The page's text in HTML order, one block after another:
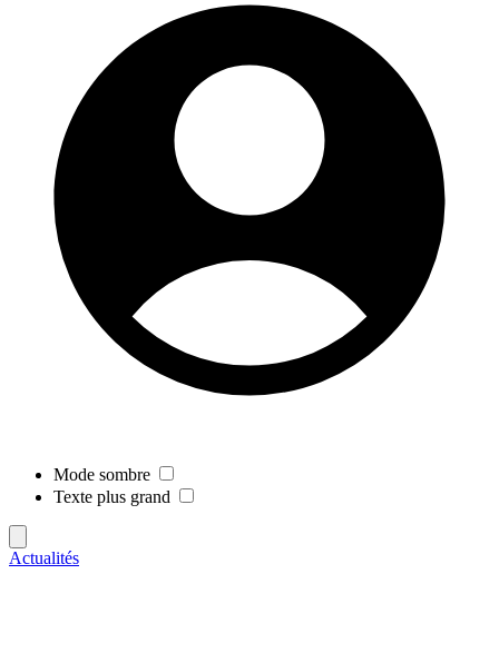
Mode sombre
Texte plus grand
Actualités